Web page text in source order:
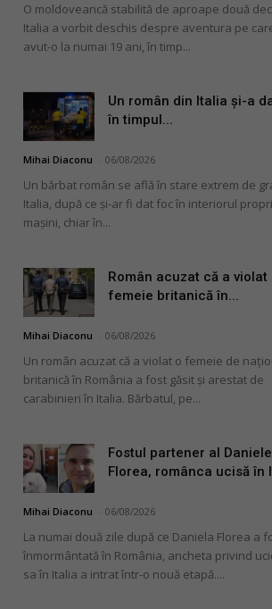
O moldoveancă stabilită de aproape două
Italia a vorbit deschis despre aventura pe
avut-o la numai 19 ani, în timp...
Un român din Italia și-a
în timpul...
Mihai Diaconu 06/08/2026
Un bărbat român se află în stare extrem de
Italia, după ce și-ar fi dat foc în interiorul
mașini, chiar în...
Român acuzat că a violat
femeie britanică în...
Mihai Diaconu 06/08/2026
Un român acuzat că a violat o femeie de
britanică în România a fost găsit și arestat de
carabinieri în Italia. Bărbatul, pe...
Fostul partener al
Florea, românca ucisă în
Mihai Diaconu 06/08/2026
La numai două zile după ce Daniela Florea a
înmormântată în România, ancheta privind
sa în Italia a intrat într-o nouă etapă....